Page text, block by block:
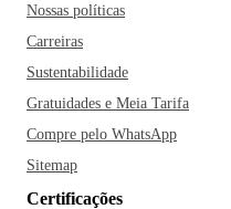
Nossas políticas
Carreiras
Sustentabilidade
Gratuidades e Meia Tarifa
Compre pelo WhatsApp
Sitemap
Certificações